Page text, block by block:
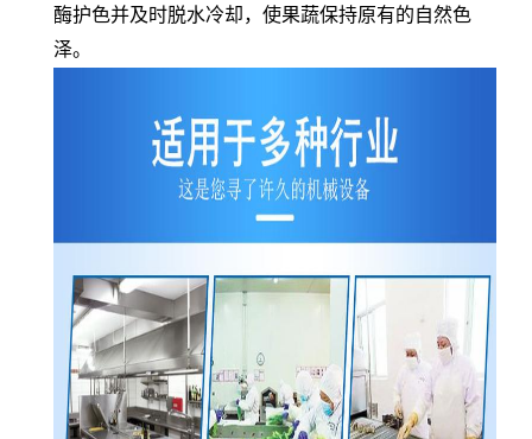
酶护色并及时脱水冷却，使果蔬保持原有的自然色
泽。